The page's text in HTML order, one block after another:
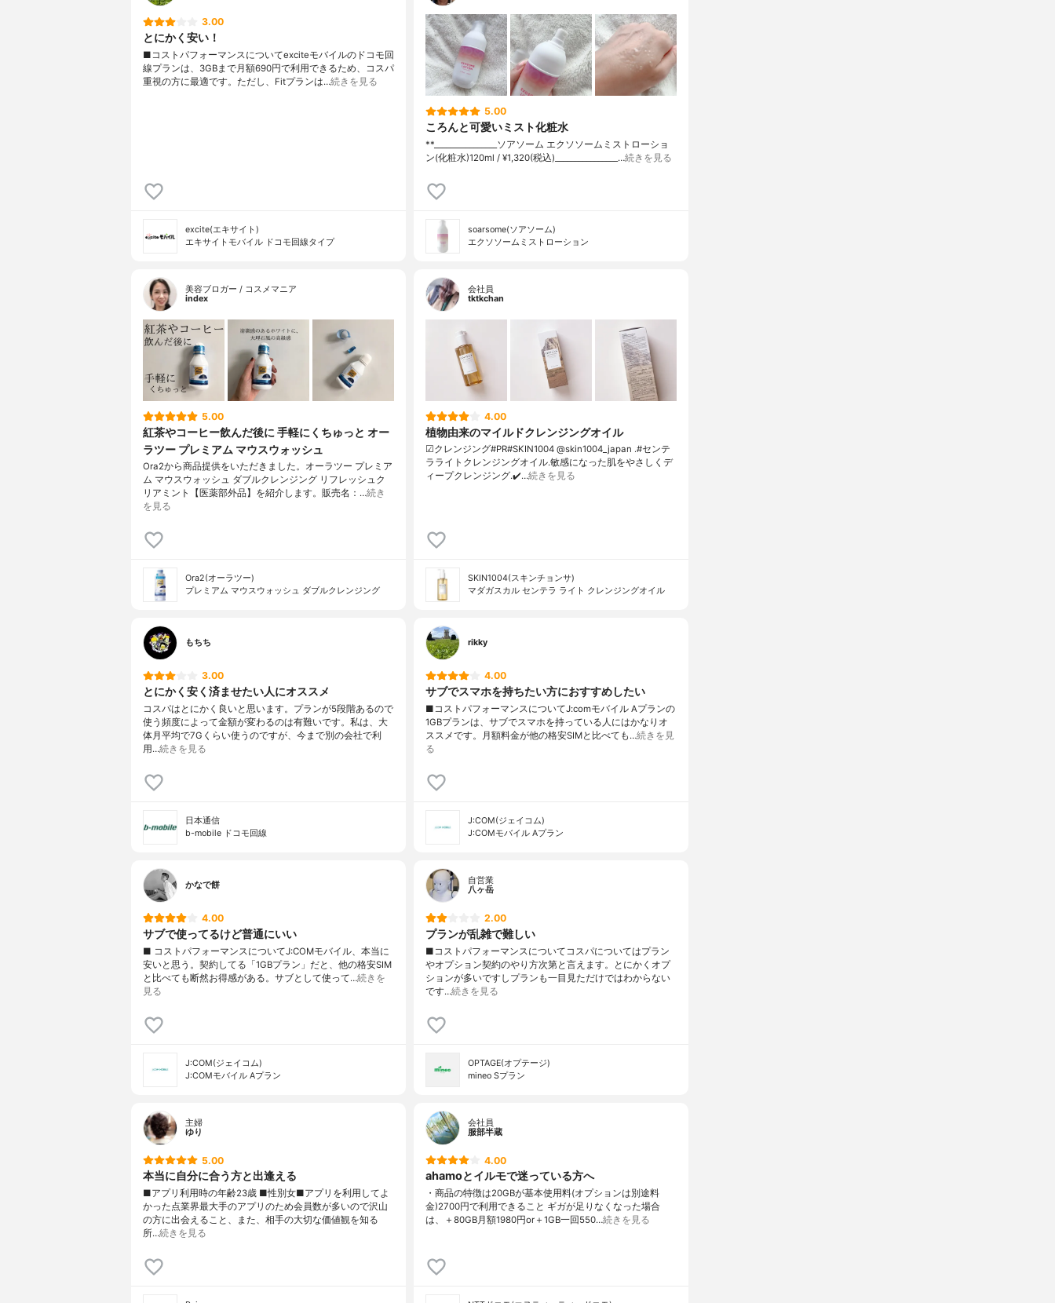
3.00
とにかく安い！
■コストパフォーマンスについてexciteモバイルのドコモ回
線プランは、3GBまで月額690円で利用できるため、コスパ
重視の方に最適です。ただし、Fitプランは…続きを見る
excite(エキサイト)
エキサイトモバイル ドコモ回線タイプ
5.00
ころんと可愛いミスト化粧水
**⁡________________⁡ソアソーム ⁡エクソソームミストローショ
ン(化粧水)120ml / ¥1,320(税込)________________…続きを見る
soarsome(ソアソーム)
エクソソームミストローション
美容ブロガー / コスメマニア
index
5.00
紅茶やコーヒー飲んだ後に 手軽にくちゅっと オー
ラツー プレミアム マウスウォッシュ
Ora2から商品提供をいただきました。オーラツー プレミア
ム マウスウォッシュ ダブルクレンジング リフレッシュク
リアミント【医薬部外品】を紹介します。販売名：…続き
を見る
Ora2(オーラツー)
プレミアム マウスウォッシュ ダブルクレンジング
会社員
tktkchan
4.00
植物由来のマイルドクレンジングオイル
☑クレンジング#PR#SKIN1004 @skin1004_japan .#センテ
ラライトクレンジングオイル.敏感になった肌をやさしくデ
ィープクレンジング.✔️…続きを見る
SKIN1004(スキンチョンサ)
マダガスカル センテラ ライト クレンジングオイル
もちち
3.00
とにかく安く済ませたい人にオススメ
コスパはとにかく良いと思います。プランが5段階あるので
使う頻度によって金額が変わるのは有難いです。私は、大
体月平均で7Gくらい使うのですが、今まで別の会社で利
用…続きを見る
日本通信
b-mobile ドコモ回線
rikky
4.00
サブでスマホを持ちたい方におすすめしたい
■コストパフォーマンスについてJ:comモバイル Aプランの
1GBプランは、サブでスマホを持っている人にはかなりオ
ススメです。月額料金が他の格安SIMと比べても…続きを見
る
J:COM(ジェイコム)
J:COMモバイル Aプラン
かなで餅
4.00
サブで使ってるけど普通にいい
■ コストパフォーマンスについてJ:COMモバイル、本当に
安いと思う。契約してる「1GBプラン」だと、他の格安SIM
と比べても断然お得感がある。サブとして使って…続きを
見る
J:COM(ジェイコム)
J:COMモバイル Aプラン
自営業
八ヶ岳
2.00
プランが乱雑で難しい
■コストパフォーマンスについてコスパについてはプラン
やオプション契約のやり方次第と言えます。とにかくオプ
ションが多いですしプランも一目見ただけではわからない
です…続きを見る
OPTAGE(オプテージ)
mineo Sプラン
主婦
ゆり
5.00
本当に自分に合う方と出逢える
■アプリ利用時の年齢23歳 ■性別女■アプリを利用してよ
かった点業界最大手のアプリのため会員数が多いので沢山
の方に出会えること、また、相手の大切な価値観を知る
所…続きを見る
会社員
服部半蔵
4.00
ahamoとイルモで迷っている方へ
・商品の特徴は20GBが基本使用料(オプションは別途料
金)2700円で利用できること ギガが足りなくなった場合
は、＋80GB月額1980円or＋1GB一回550…続きを見る